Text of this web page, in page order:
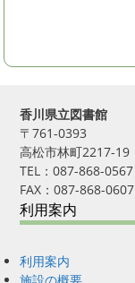
香川県立図書館
〒761-0393
高松市林町2217-19
TEL：087-868-0567
FAX：087-868-0607
利用案内
利用案内